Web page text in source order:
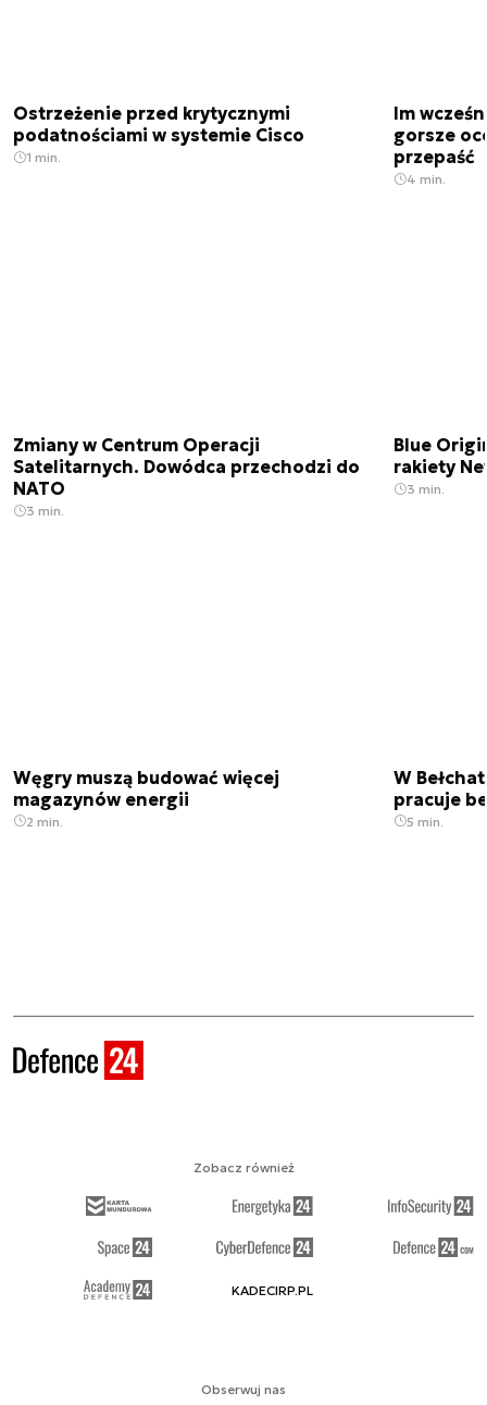
Ostrzeżenie przed krytycznymi
podatnościami w systemie Cisco
1 min.
Im
gorsze
przepaść
4 min.
Zmiany w Centrum Operacji
Satelitarnych. Dowódca przechodzi do
NATO
3 min.
Blue
rakiety
3 min.
Węgry muszą budować więcej
magazynów energii
2 min.
W
pracuje
5 min.
Obserwuj nas
Zobacz również
KADECIRP.PL